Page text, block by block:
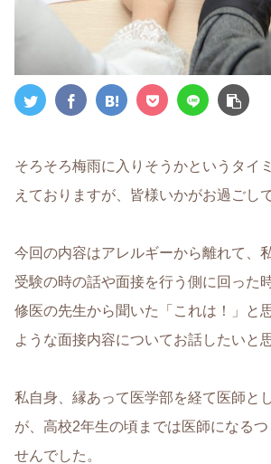
そろそろ梅雨に入りそうかというタイ
えておりますが、皆様いかがお過ごし
今回の内容はアレルギーから離れて、
受験の時の話や面接を行う側に回った
修医の先生から聞いた「これは！」と
ような面接内容についてお話したいと
私自身、縁あって医学部を経て医師と
が、高校2年生の頃までは医師になる
せんでした。